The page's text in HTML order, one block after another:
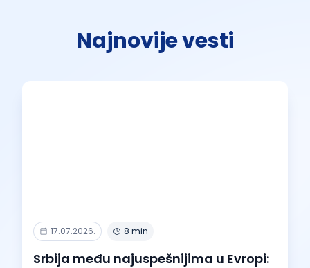
Najnovije vesti
17.07.2026. 8 min
Srbija među najuspešnijima u Evropi: